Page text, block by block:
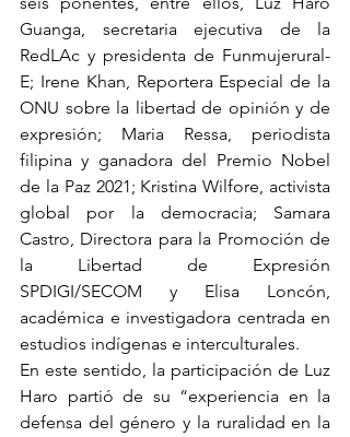
Guanga, secretaria ejecutiva de la
RedLAc y presidenta de Funmujerural-
E; Irene Khan, Reportera Especial de la
ONU sobre la libertad de opinión y de
expresión; Maria Ressa, periodista
filipina y ganadora del Premio Nobel
de la Paz 2021; Kristina Wilfore, activista
global por la democracia; Samara
Castro, Directora para la Promoción de
la Libertad de Expresión
SPDIGI/SECOM y Elisa Loncón,
académica e investigadora centrada en
estudios indígenas e interculturales.
En este sentido, la participación de Luz
Haro partió de su “experiencia en la
defensa del género y la ruralidad en la